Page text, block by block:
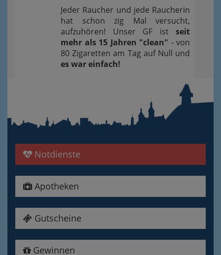
Jeder Raucher und jede Raucherin
hat schon zig Mal versucht,
aufzuhören! Unser GF ist seit
mehr als 15 Jahren "clean" - von
80 Zigaretten am Tag auf Null und
es war einfach!
Notdienste
Apotheken
Gutscheine
Gewinnen